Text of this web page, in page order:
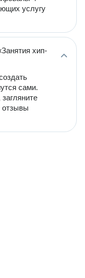
услугу
хип-
сами.
отзывы